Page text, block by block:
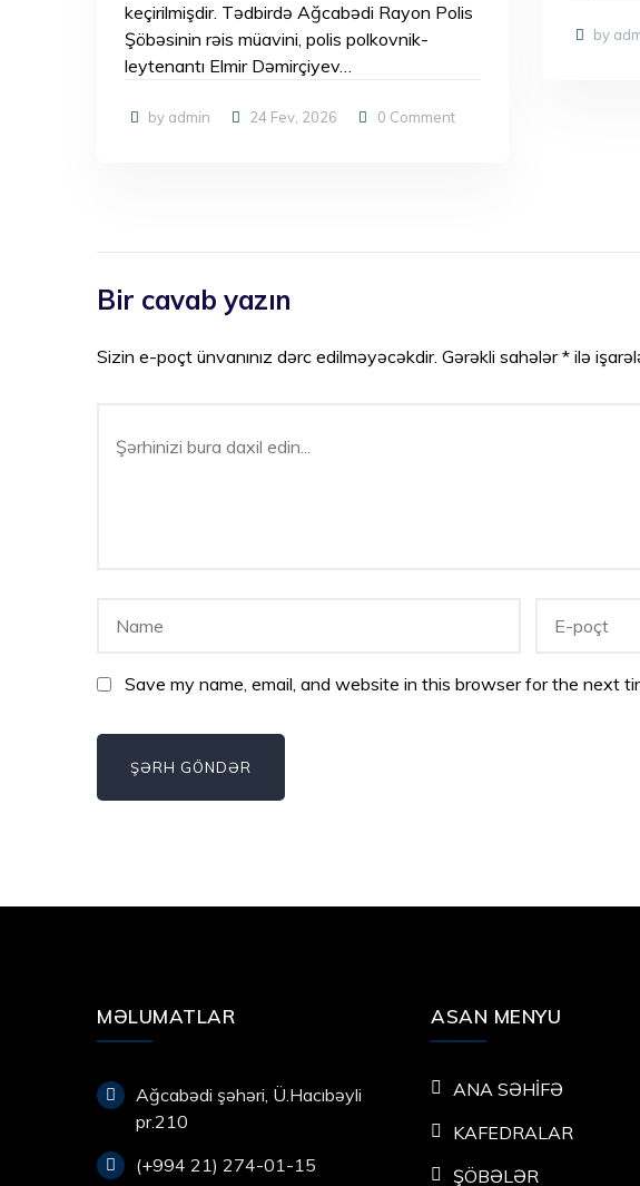
keçirilmişdir. Tədbirdə Ağcabədi Rayon Polis
Şöbəsinin rəis müavini, polis polkovnik-
leytenantı Elmir Dəmirçiyev…
by admin 24 Fev, 2026 0 Comment
by
Bir cavab yazın
Sizin e-poçt ünvanınız dərc edilməyəcəkdir. Gərəkli sahələr* ilə
Save my name, email, and website in this browser for the next
MƏLUMATLAR
Ağcabədi şəhəri, Ü.Hacıbəyli
pr.210
(+994 21) 274-01-15
ASAN MENYU
ANA SƏHİFƏ
KAFEDRALAR
ŞÖBƏLƏR